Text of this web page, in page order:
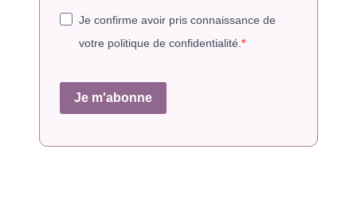
Je confirme avoir pris connaissance de
votre politique de confidentialité.
Je m'abonne